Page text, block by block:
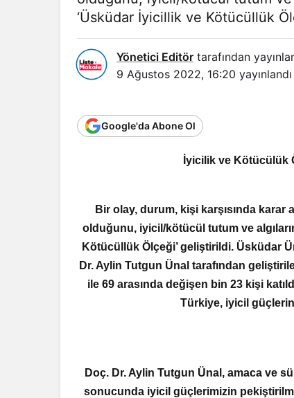
‘Üsküdar İyicillik ve Kötücüllük
Yönetici Editör tarafından
9 Ağustos 2022, 16:20 yayınlandı
Google'da Abone Ol
İyicilik ve Kötücülük
Bir olay, durum, kişi karşısında
olduğunu, iyicil/kötücül tutum ve
Kötücüllük Ölçeği’ geliştirildi. Üsküdar
Dr. Aylin Tutgun Ünal tarafından
ile 69 arasında değişen bin 23 kişi
Türkiye, iyicil güçlerin
Doç. Dr. Aylin Tutgun Ünal, amaca ve
sonucunda iyicil güçlerimizin